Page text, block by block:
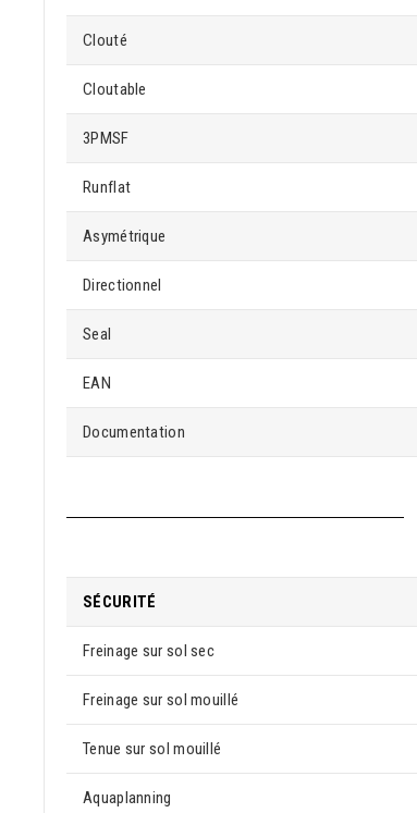
Clouté
Cloutable
3PMSF
Runflat
Asymétrique
Directionnel
Seal
EAN
Documentation
SÉCURITÉ
Freinage sur sol sec
Freinage sur sol mouillé
Tenue sur sol mouillé
Aquaplanning